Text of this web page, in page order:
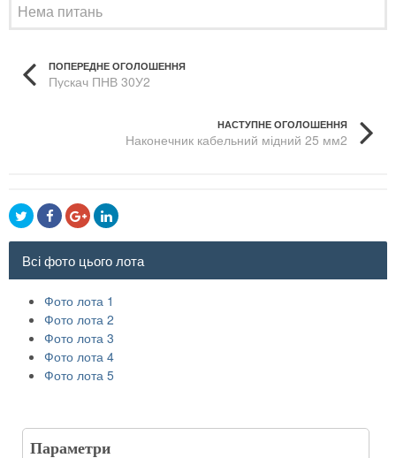
Нема питань
ПОПЕРЕДНЕ ОГОЛОШЕННЯ
Пускач ПНВ 30У2
НАСТУПНЕ ОГОЛОШЕННЯ
Наконечник кабельний мідний 25 мм2
Всі фото цього лота
Фото лота 1
Фото лота 2
Фото лота 3
Фото лота 4
Фото лота 5
Параметри